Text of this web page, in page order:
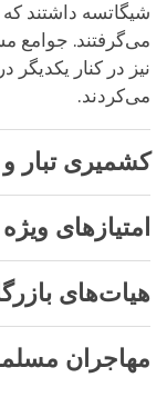
شیگاتسه داشتند که
می‌گرفتند. جوامع
نیز در کنار
می‌کردند.
کشمیری تبار و
امتیازهای
هیات‌های
مهاجران